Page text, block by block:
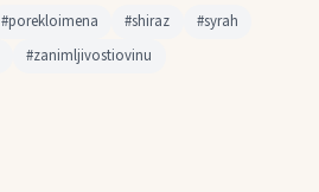
#porekloimena #shiraz
#syrah
#zanimljivostiovinu